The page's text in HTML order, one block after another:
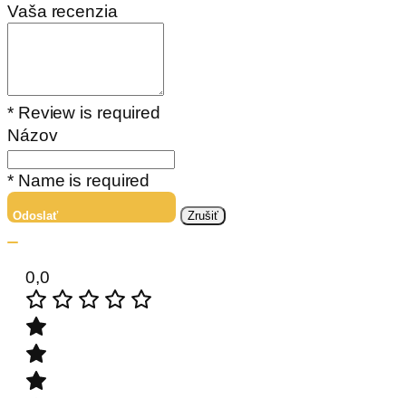
Vaša recenzia
* Review is required
Názov
* Name is required
Odoslať Zrušiť
0,0